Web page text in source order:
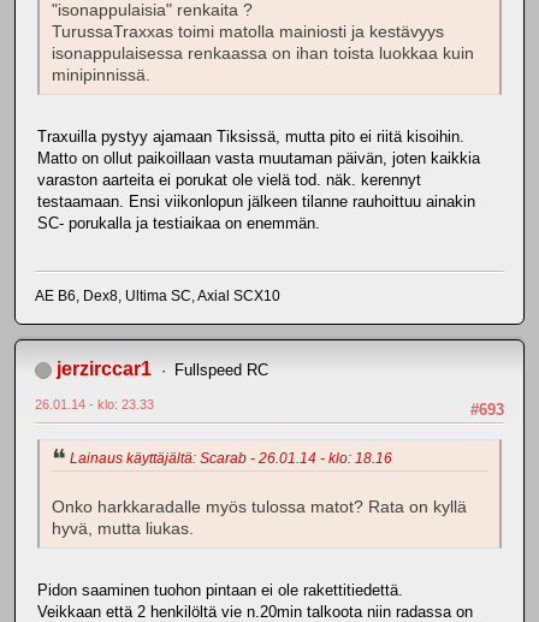
"isonappulaisia" renkaita ?
TurussaTraxxas toimi matolla mainiosti ja kestävyys
isonappulaisessa renkaassa on ihan toista luokkaa kuin
minipinnissä.
Traxuilla pystyy ajamaan Tiksissä, mutta pito ei riitä kisoihin.
Matto on ollut paikoillaan vasta muutaman päivän, joten kaikkia
varaston aarteita ei porukat ole vielä tod. näk. kerennyt
testaamaan. Ensi viikonlopun jälkeen tilanne rauhoittuu ainakin
SC- porukalla ja testiaikaa on enemmän.
AE B6, Dex8, Ultima SC, Axial SCX10
jerzirccar1 Fullspeed RC
#693
26.01.14 - klo: 23.33
Lainaus käyttäjältä: Scarab - 26.01.14 - klo: 18.16
Onko harkkaradalle myös tulossa matot? Rata on kyllä
hyvä, mutta liukas.
Pidon saaminen tuohon pintaan ei ole rakettitiedettä.
Veikkaan että 2 henkilöltä vie n.20min talkoota niin radassa on